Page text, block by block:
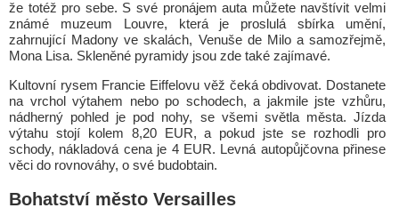
že totéž pro sebe. S své pronájem auta můžete navštívit velmi
známé muzeum Louvre, která je proslulá sbírka umění,
zahrnující Madony ve skalách, Venuše de Milo a samozřejmě,
Mona Lisa. Skleněné pyramidy jsou zde také zajímavé.
Kultovní rysem Francie Eiffelovu věž čeká obdivovat. Dostanete
na vrchol výtahem nebo po schodech, a jakmile jste vzhůru,
nádherný pohled je pod nohy, se všemi světla města. Jízda
výtahu stojí kolem 8,20 EUR, a pokud jste se rozhodli pro
schody, nákladová cena je 4 EUR. Levná autopůjčovna přinese
věci do rovnováhy, o své budobtain.
Bohatství město Versailles